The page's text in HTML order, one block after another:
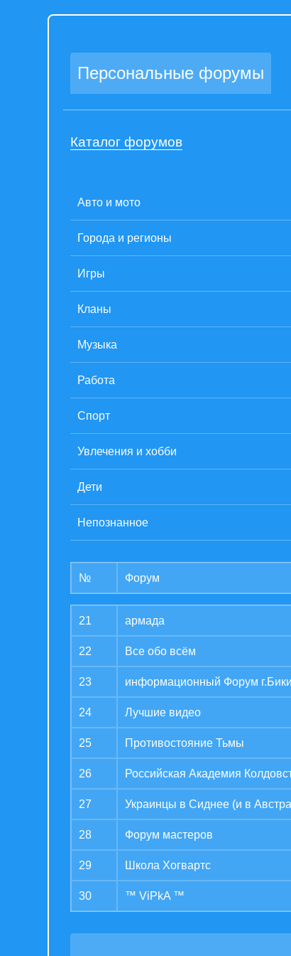
Персональные форумы
Каталог форумов
Авто и мото
Города и регионы
Игры
Кланы
Музыка
Работа
Спорт
Увлечения и хобби
Дети
Непознанное
№ Форум
21 армада
22 Все обо всём
23 информационный Форум
24 Лучшие видео
25 Противостояние Тьмы
26 Российская Академия
27 Украинцы в Сиднее (и в
28 Форум мастеров
29 Школа Хогвартс
30 ™ ViPkA ™